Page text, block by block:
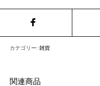
カテゴリー:雑貨
関連商品